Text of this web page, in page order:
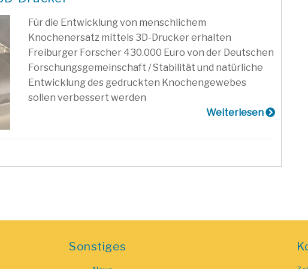
Für die Entwicklung von menschlichem
Knochenersatz mittels 3D-Drucker erhalten
Freiburger Forscher 430.000 Euro von der Deutschen
Forschungsgemeinschaft / Stabilität und natürliche
Entwicklung des gedruckten Knochengewebes
sollen verbessert werden
Weiterlesen
Sonstiges